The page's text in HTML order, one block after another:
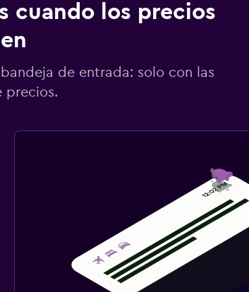
cuando los precios
de entrada: solo con las
precios.